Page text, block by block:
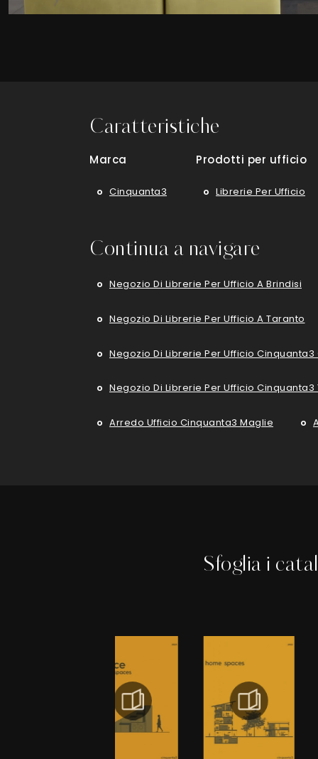
Caratteristiche
Marca
Cinquanta3
Prodotti per ufficio
Librerie Per Ufficio
Continua a navigare
Negozio Di Librerie Per Ufficio A Brindisi
Negozio Di Librerie Per Ufficio A Taranto
Negozio Di Librerie Per Ufficio
Negozio Di Librerie Per Ufficio Cinquanta3
Arredo Ufficio Cinquanta3 Maglie
Sfoglia i